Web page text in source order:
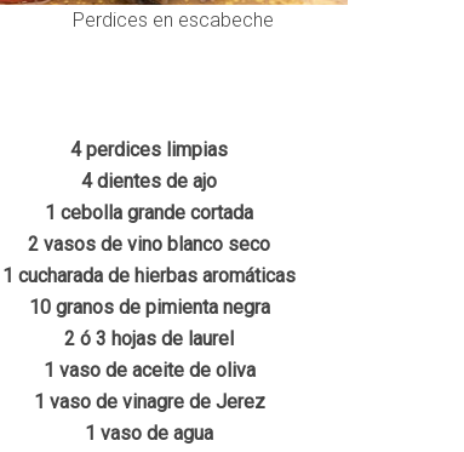
Perdices en escabeche
4 perdices limpias
4 dientes de ajo
1 cebolla grande cortada
2 vasos de vino blanco seco
1 cucharada de hierbas aromáticas
10 granos de pimienta negra
2 ó 3 hojas de laurel
1 vaso de aceite de oliva
1 vaso de vinagre de Jerez
1 vaso de agua